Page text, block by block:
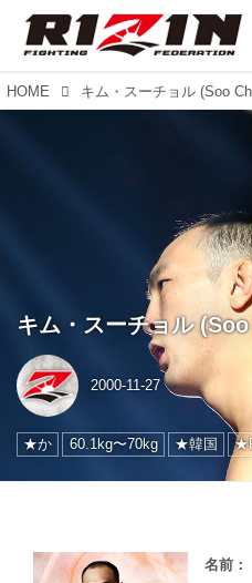
HOME
キム・スーチョル
2000-11-27
★か 60.1kg〜70kg ★韓国
名前：